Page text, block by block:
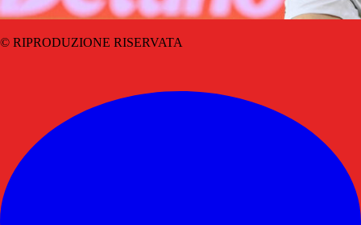
© RIPRODUZIONE RISERVATA